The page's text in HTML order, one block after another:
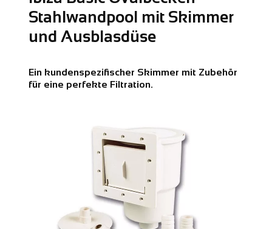
Stahlwandpool mit Skimmer
und Ausblasdüse
Ein kundenspezifischer Skimmer mit Zubehör
für eine perfekte Filtration.